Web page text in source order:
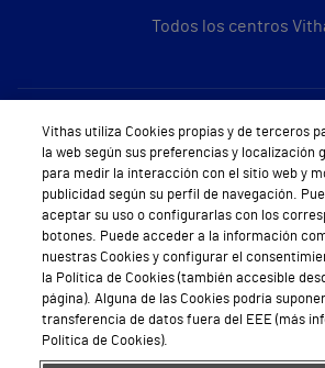
Todos los centros
Sobre Vithas
Quiénes somos
Trabajar en Vithas
Teléfono Cita Médica
Teléfono Atención al
Política de seguridad y salud
Vithas utiliza Cookies propias y de terceros
la web según sus preferencias y localización
para medir la interacción con el sitio web y
publicidad según su perfil de navegación.
aceptar su uso o configurarlas con los
botones. Puede acceder a la información
nuestras Cookies y configurar el
la Política de Cookies (también accesible
página). Alguna de las Cookies podría
transferencia de datos fuera del EEE (más
Política de Cookies).